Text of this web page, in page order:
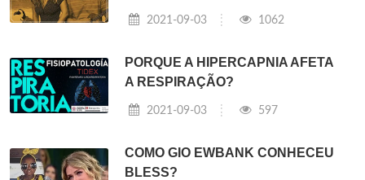
2021-09-03 1062
PORQUE A HIPERCAPNIA AFETA
A RESPIRAÇÃO?
2021-09-03 597
COMO GIO EWBANK CONHECEU
BLESS?